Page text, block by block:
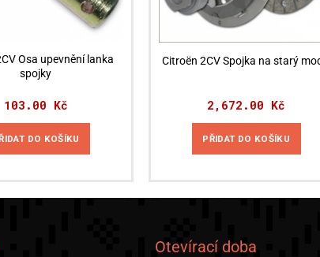
Osa upevnění lanka
spojky
103.00 Kč
DO KOŠÍKU
Citroën 2CV Spojka na starý
2,672.00 Kč
PŘIDAT DO KOŠÍKU
Otevírací doba